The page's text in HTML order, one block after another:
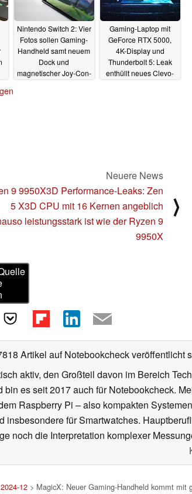
Nintendo Switch 2: Vier
Fotos sollen Gaming-
Handheld samt neuem
Dock und
magnetischer Joy-Con-
Gaming-Laptop mit
GeForce RTX 5000,
4K-Display und
Thunderbolt 5: Leak
enthüllt neues Clevo-
Neuere News
9 9950X3D Performance-Leaks: Zen
5 X3D CPU mit 16 Kernen angeblich
leistungsstark ist wie der Ryzen 9
9950X
⟩
Artikel auf Notebookcheck veröffentlicht
aktiv, den Großteil davon im Bereich
es seit 2017 auch für Notebookcheck.
Raspberry Pi – also kompakten
insbesondere für Smartwatches.
noch die Interpretation komplexer
12> MagicX: Neuer Gaming-Handheld kommt mit